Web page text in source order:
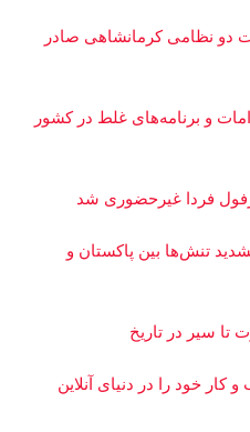
دو نظامی کرمانشاهی صادر
و برنامه‌های غلط در کشور
فردا غیرحضوری شد
تنش‌ها بین پاکستان و
تا سیر در تاریخ
کار خود را در دنیای آنلاین